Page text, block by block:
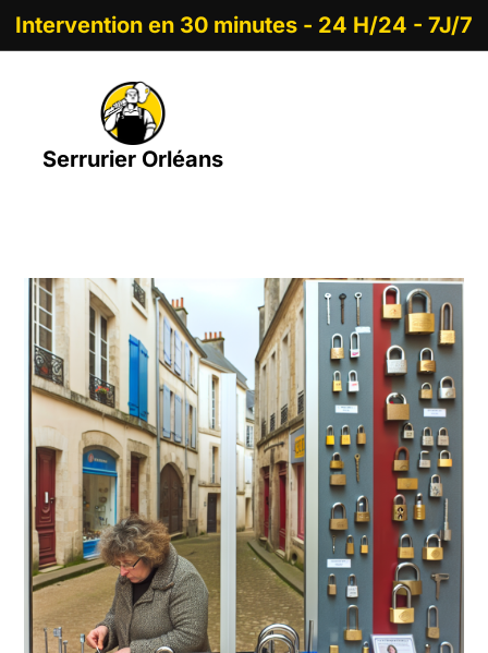
Intervention en 30 minutes - 24 H/24 - 7J/7
Serrurier Orléans